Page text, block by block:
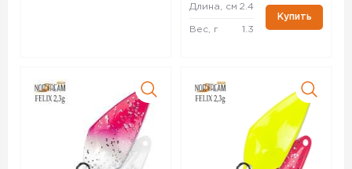
Длина, см 2.4
Вес, г 1.3
Купить